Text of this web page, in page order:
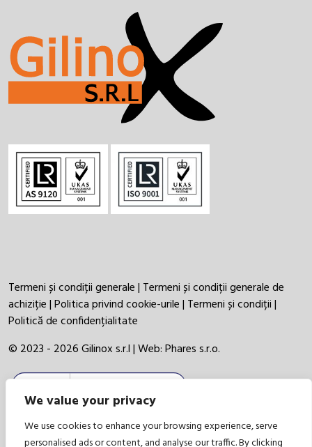
We value your privacy
We use cookies to enhance your browsing experience, serve
personalised ads or content, and analyse our traffic. By clicking
Termeni și condiții generale| Termeni și condiții generale de
achiziție|Politica privind cookie-urile| Termeni și condiții|
Politică de confidențialitate
© 2023 - 2026 Gilinox s.r.l | Web:Phares s.r.o.